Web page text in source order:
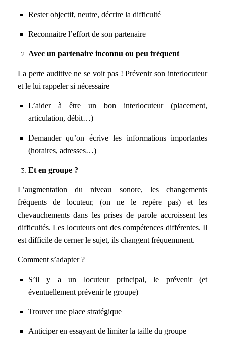
Rester objectif, neutre, décrire la difficulté
Reconnaitre l’effort de son partenaire
Avec un partenaire inconnu ou peu fréquent
La perte auditive ne se voit pas ! Prévenir son interlocuteur
et le lui rappeler si nécessaire
L’aider à être un bon interlocuteur (placement,
articulation, débit…)
Demander qu’on écrive les informations importantes
(horaires, adresses…)
Et en groupe ?
L’augmentation du niveau sonore, les changements
fréquents de locuteur, (on ne le repère pas) et les
chevauchements dans les prises de parole accroissent les
difficultés. Les locuteurs ont des compétences différentes. Il
est difficile de cerner le sujet, ils changent fréquemment.
Comment s’adapter ?
S’il y a un locuteur principal, le prévenir (et
éventuellement prévenir le groupe)
Trouver une place stratégique
Anticiper en essayant de limiter la taille du groupe